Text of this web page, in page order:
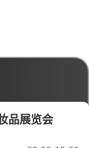
品展览会